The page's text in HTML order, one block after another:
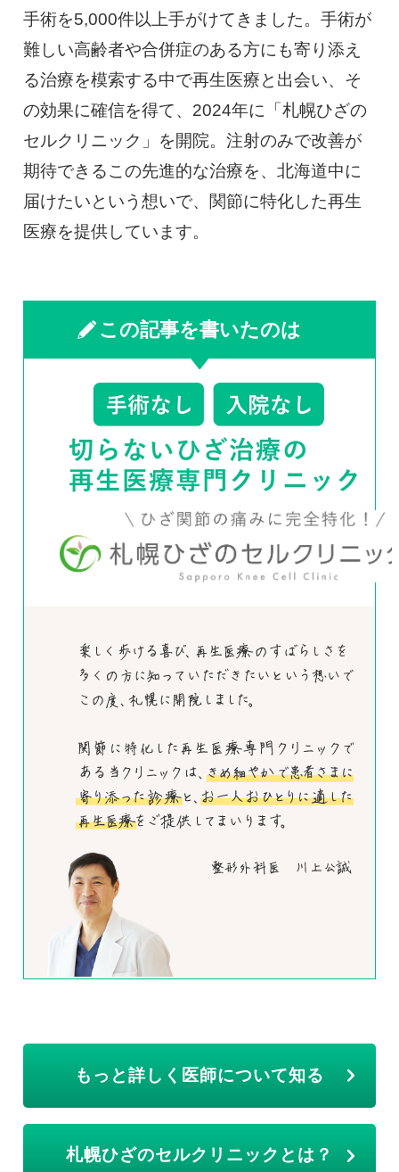
手術を5,000件以上手がけてきました。手術が
難しい高齢者や合併症のある方にも寄り添え
る治療を模索する中で再生医療と出会い、そ
の効果に確信を得て、2024年に「札幌ひざの
セルクリニック」を開院。注射のみで改善が
期待できるこの先進的な治療を、北海道中に
届けたいという想いで、関節に特化した再生
医療を提供しています。
この記事を書いたのは
もっと詳しく医師について知る
札幌ひざのセルクリニックとは？